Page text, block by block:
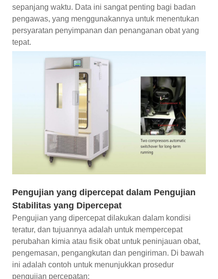
sepanjang waktu. Data ini sangat penting bagi badan
pengawas, yang menggunakannya untuk menentukan
persyaratan penyimpanan dan penanganan obat yang
tepat.
Pengujian yang dipercepat dalam Pengujian
Stabilitas yang Dipercepat
Pengujian yang dipercepat dilakukan dalam kondisi
teratur, dan tujuannya adalah untuk mempercepat
perubahan kimia atau fisik obat untuk peninjauan obat,
pengemasan, pengangkutan dan pengiriman. Di bawah
ini adalah contoh untuk menunjukkan prosedur
pengujian percepatan: